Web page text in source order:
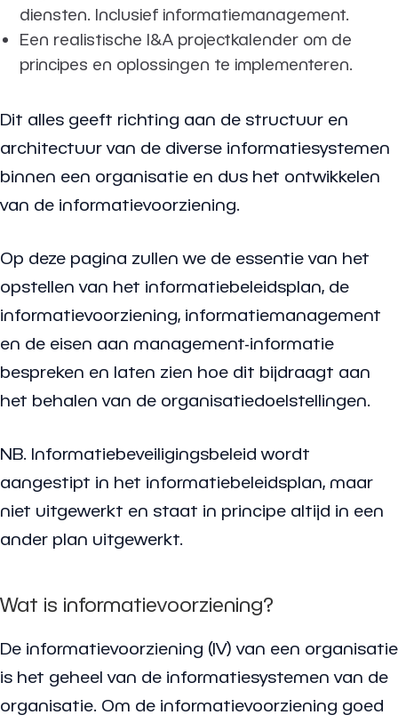
diensten. Inclusief informatiemanagement.
Een realistische I&A projectkalender om de
principes en oplossingen te implementeren.
Dit alles geeft richting aan de structuur en
architectuur van de diverse informatiesystemen
binnen een organisatie en dus het ontwikkelen
van de informatievoorziening.
Op deze pagina zullen we de essentie van het
opstellen van het informatiebeleidsplan, de
informatievoorziening, informatiemanagement
en de eisen aan management-informatie
bespreken en laten zien hoe dit bijdraagt aan
het behalen van de organisatiedoelstellingen.
NB. Informatiebeveiligingsbeleid wordt
aangestipt in het informatiebeleidsplan, maar
niet uitgewerkt en staat in principe altijd in een
ander plan uitgewerkt.
Wat is informatievoorziening?
De informatievoorziening (IV) van een organisatie
is het geheel van de informatiesystemen van de
organisatie. Om de informatievoorziening goed